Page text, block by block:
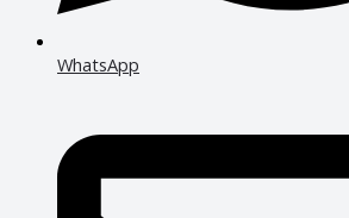
WhatsApp